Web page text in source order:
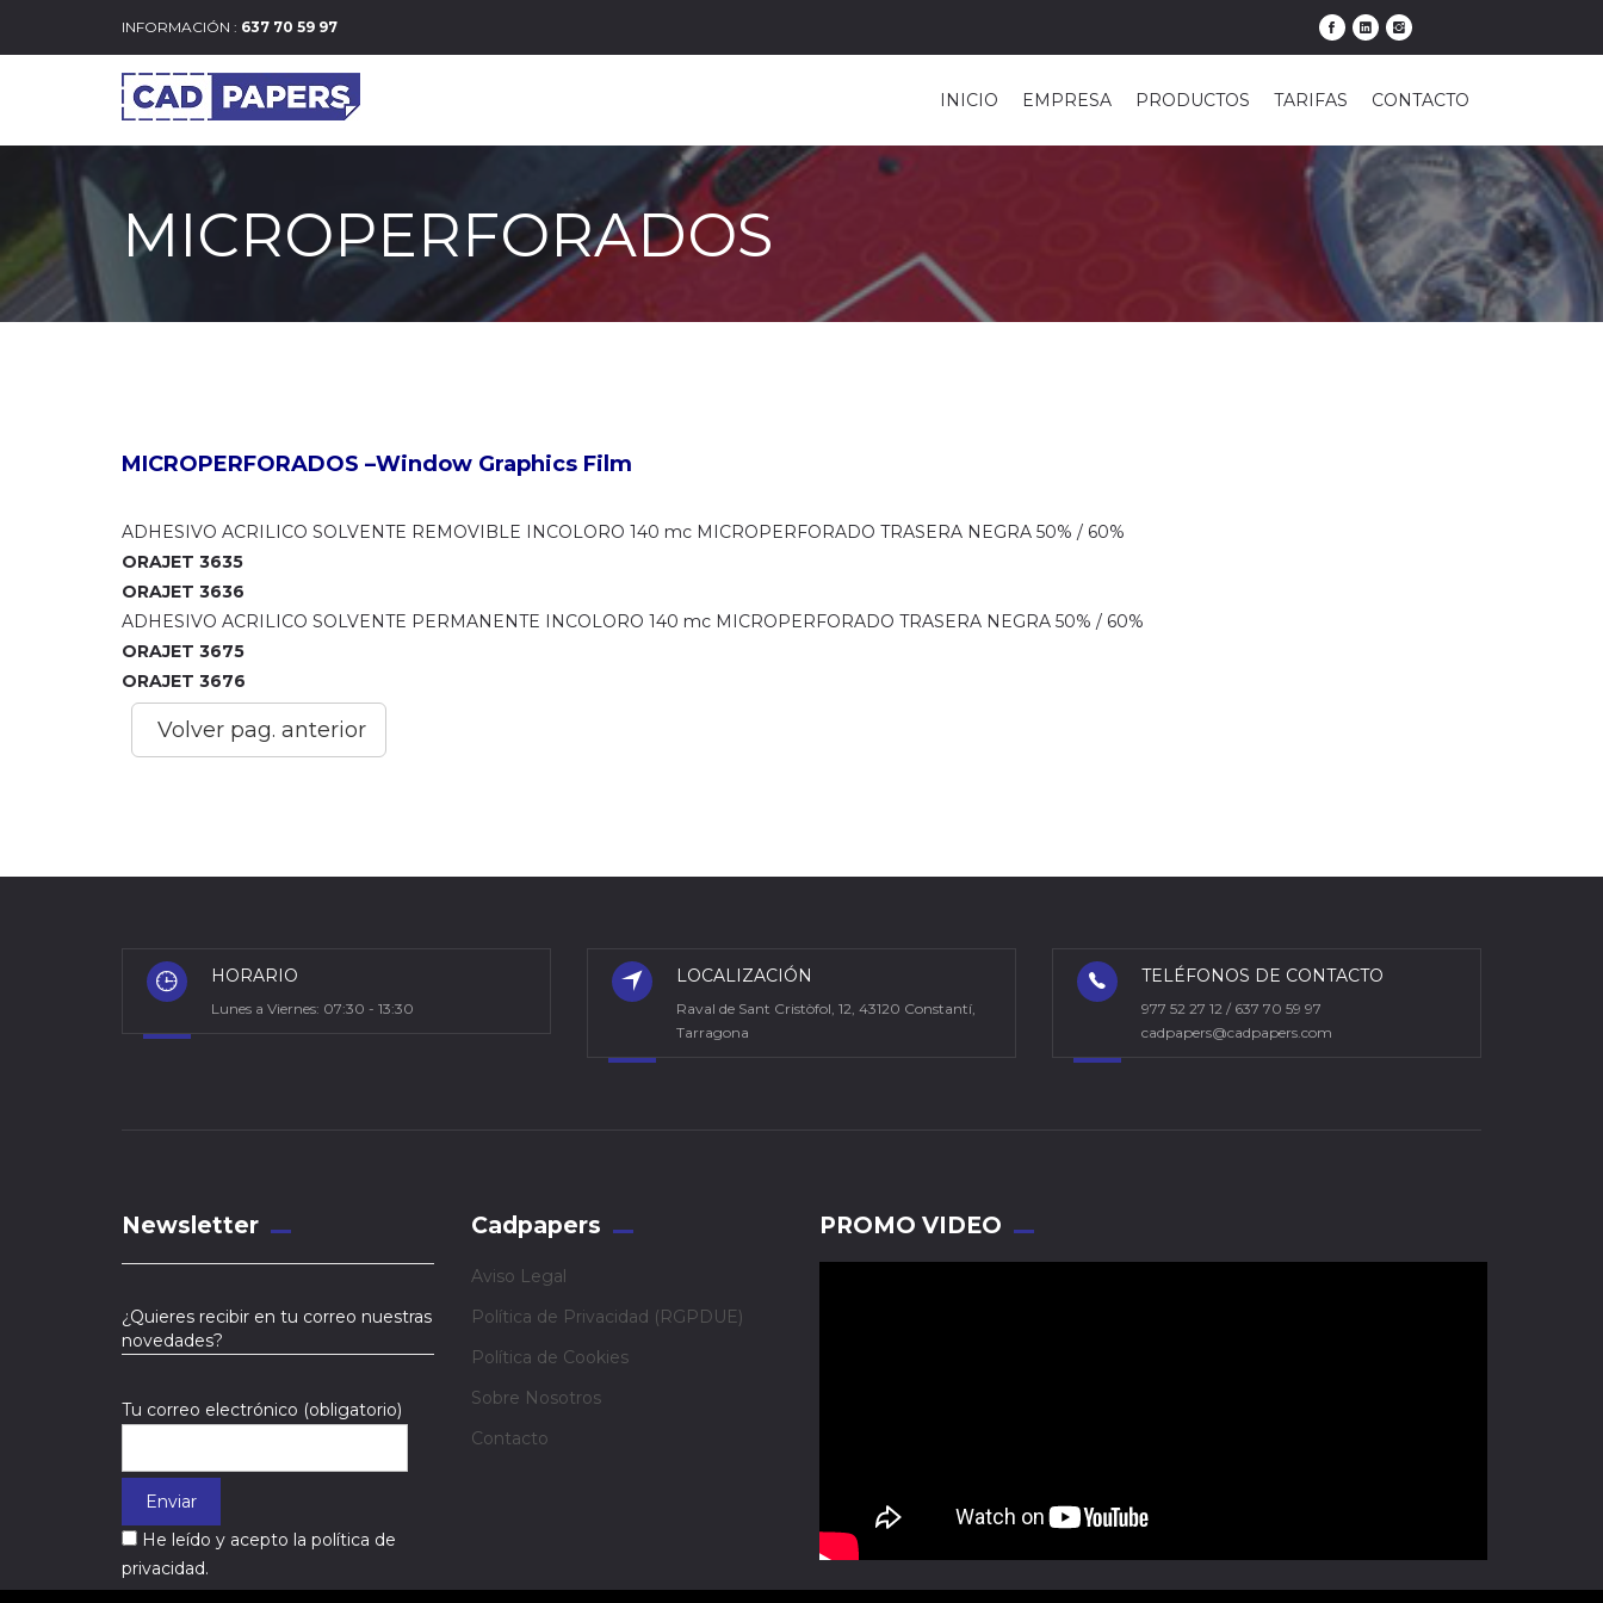
INFORMACIÓN : 637 70 59 97
INICIO EMPRESA PRODUCTOS TARIFAS CONTACTO
MICROPERFORADOS
MICROPERFORADOS –Window Graphics Film
ADHESIVO ACRILICO SOLVENTE REMOVIBLE INCOLORO 140 mc MICROPERFORADO TRASERA NEGRA 50% / 60%
ORAJET 3635
ORAJET 3636
ADHESIVO ACRILICO SOLVENTE PERMANENTE INCOLORO 140 mc MICROPERFORADO TRASERA NEGRA 50% / 60%
ORAJET 3675
ORAJET 3676
Volver pag. anterior
HORARIO
Lunes a Viernes: 07:30 - 13:30
LOCALIZACIÓN
Raval de Sant Cristòfol, 12, 43120 Constantí,
Tarragona
TELÉFONOS DE CONTACTO
977 52 27 12 / 637 70 59 97
cadpapers@cadpapers.com
Newsletter
¿Quieres recibir en tu correo nuestras
novedades?
Tu correo electrónico (obligatorio)
He leído y acepto la política de
privacidad.
Cadpapers
Aviso Legal
Política de Privacidad (RGPDUE)
Política de Cookies
Sobre Nosotros
Contacto
PROMO VIDEO